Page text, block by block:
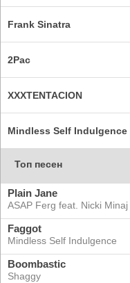
Frank Sinatra
2Pac
XXXTENTACION
Mindless Self Indulgence
Топ песен
Plain Jane
ASAP Ferg feat. Nicki Minaj
Faggot
Mindless Self Indulgence
Boombastic
Shaggy